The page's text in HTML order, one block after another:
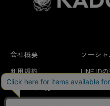
会社概要
利用規約
はじめての方へ
ソーシ
LINE ID
FAQ